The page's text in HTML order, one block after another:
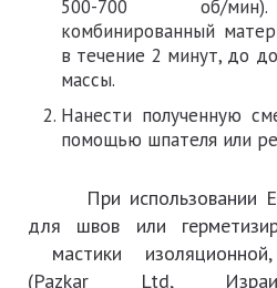
500-700 об/
комбинированный
в течение 2 минут, до
массы.
Нанести полученную
помощью шпателя или
При использовании
для швов или
мастики изоляционной,
(Pazkar Ltd,